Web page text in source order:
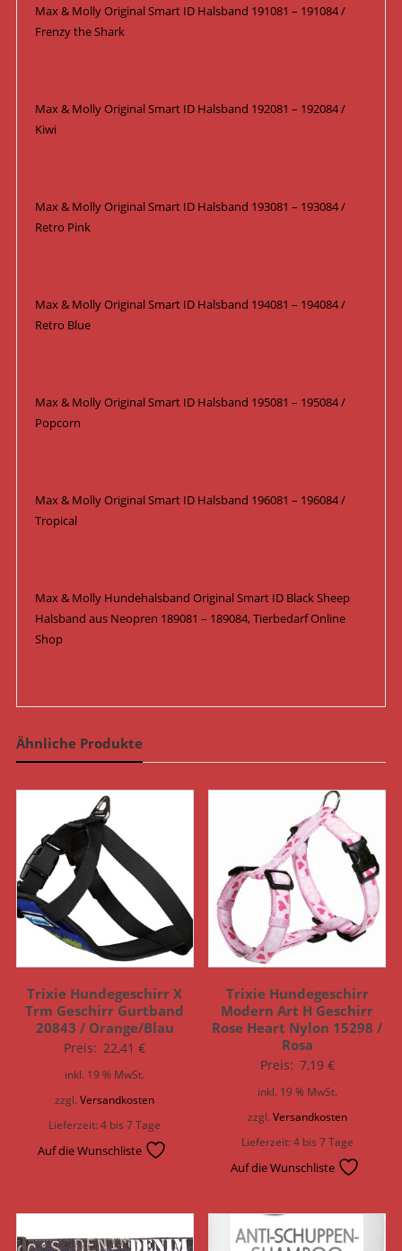
Max & Molly Original Smart ID Halsband 191081 – 191084 /
Frenzy the Shark
Max & Molly Original Smart ID Halsband 192081 – 192084 /
Kiwi
Max & Molly Original Smart ID Halsband 193081 – 193084 /
Retro Pink
Max & Molly Original Smart ID Halsband 194081 – 194084 /
Retro Blue
Max & Molly Original Smart ID Halsband 195081 – 195084 /
Popcorn
Max & Molly Original Smart ID Halsband 196081 – 196084 /
Tropical
Max & Molly Hundehalsband Original Smart ID Black Sheep
Halsband aus Neopren 189081 – 189084, Tierbedarf Online
Shop
Ähnliche Produkte
Trixie Hundegeschirr X
Trm Geschirr Gurtband
20843 / Orange/Blau
Preis: 22,41€
inkl. 19 % MwSt.
zzgl.Versandkosten
Lieferzeit:4 bis 7 Tage
Auf die Wunschliste
Trixie Hundegeschirr
Modern Art H Geschirr
Rose Heart Nylon 15298 /
Rosa
Preis: 7,19 €
inkl. 19 % MwSt.
zzgl. Versandkosten
Lieferzeit:4 bis 7 Tage
Auf die Wunschliste